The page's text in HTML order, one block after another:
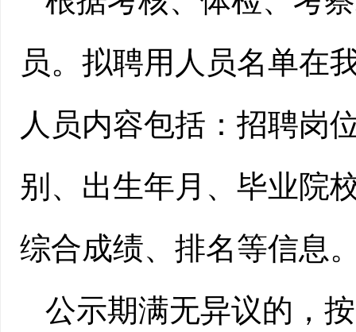
员。拟聘用人员名单在
人员内容包括：招聘岗
别、出生年月、毕业院
综合成绩、排名等信息
公示期满无异议的，